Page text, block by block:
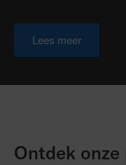
Lees meer
Ontdek